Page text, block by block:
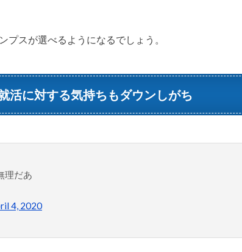
プスが選べるようになるでしょう。
活に対する気持ちもダウンしがち
理だあ
4, 2020